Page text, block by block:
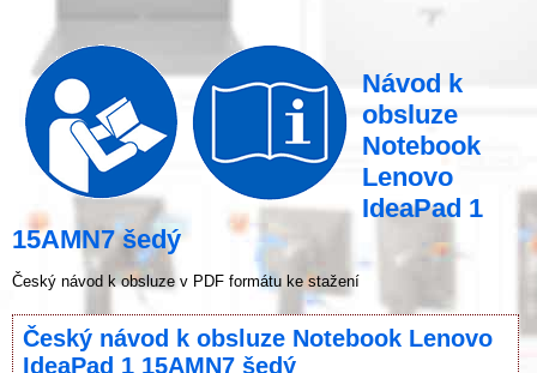
Návod k
obsluze
Notebook
Lenovo
IdeaPad 1
15AMN7 šedý
Český návod k obsluze v PDF formátu ke stažení
Český návod k obsluze Notebook Lenovo
IdeaPad 1 15AMN7 šedý